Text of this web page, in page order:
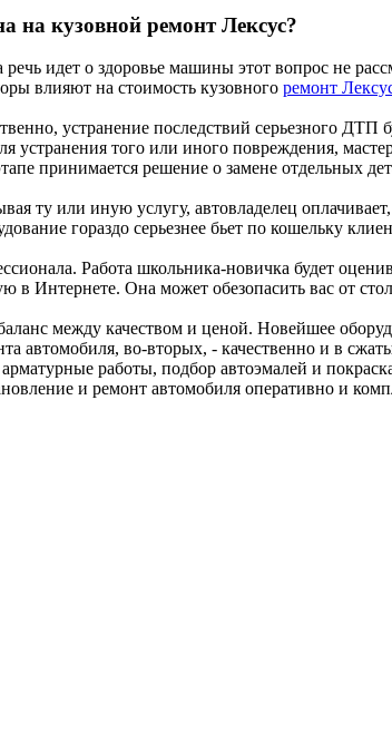
на кузовной ремонт Лексус?
идет о здоровье машины этот вопрос не
влияют на стоимость кузовного ремонт
устранение последствий серьезного
устранения того или иного повреждения,
принимается решение о замене отдельных
ту или иную услугу, автовладелец
гораздо серьезнее бьет по кошельку
Работа школьника-новичка будет
Интернете. Она может обезопасить вас от
между качеством и ценой. Новейшее
автомобиля, во-вторых, - качественно и в
работы, подбор автоэмалей и
и ремонт автомобиля оперативно и